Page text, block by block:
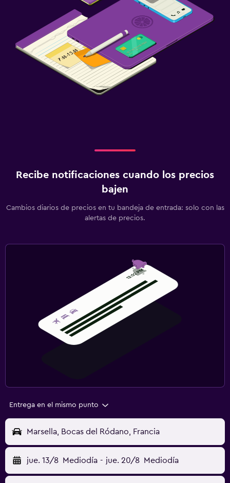
Recibe notificaciones cuando los precios
bajen
Cambios diarios de precios en tu bandeja de entrada: solo con las
alertas de precios.
Entrega en el mismo punto
Marsella, Bocas del Ródano, Francia
jue. 13/8 Mediodía - jue. 20/8 Mediodía